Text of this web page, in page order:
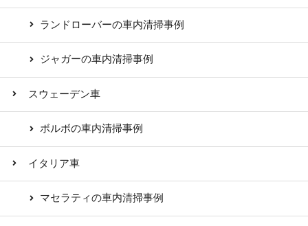
ランドローバーの車内清掃事例
ジャガーの車内清掃事例
スウェーデン車
ボルボの車内清掃事例
イタリア車
マセラティの車内清掃事例